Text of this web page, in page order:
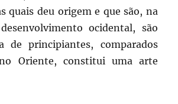
quais deu origem e que são, na
ocidental, são
de principiantes, comparados
Oriente, constitui uma arte